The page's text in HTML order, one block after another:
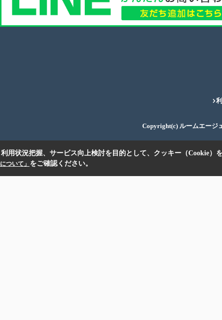
Copyright(c) ルームエージ
用状況把握、サービス向上検討を目的として、クッキー（Cookie）
ついて」 をご確認ください。